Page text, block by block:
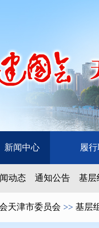
新闻中心 履
动态 通知公告 基层
天津市委员会 >> 基层